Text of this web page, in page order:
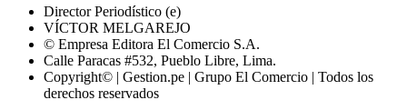
Director Periodístico (e)
VÍCTOR MELGAREJO
© Empresa Editora El Comercio S.A.
Calle Paracas #532, Pueblo Libre, Lima.
Copyright© | Gestion.pe | Grupo El Comercio | Todos los
derechos reservados